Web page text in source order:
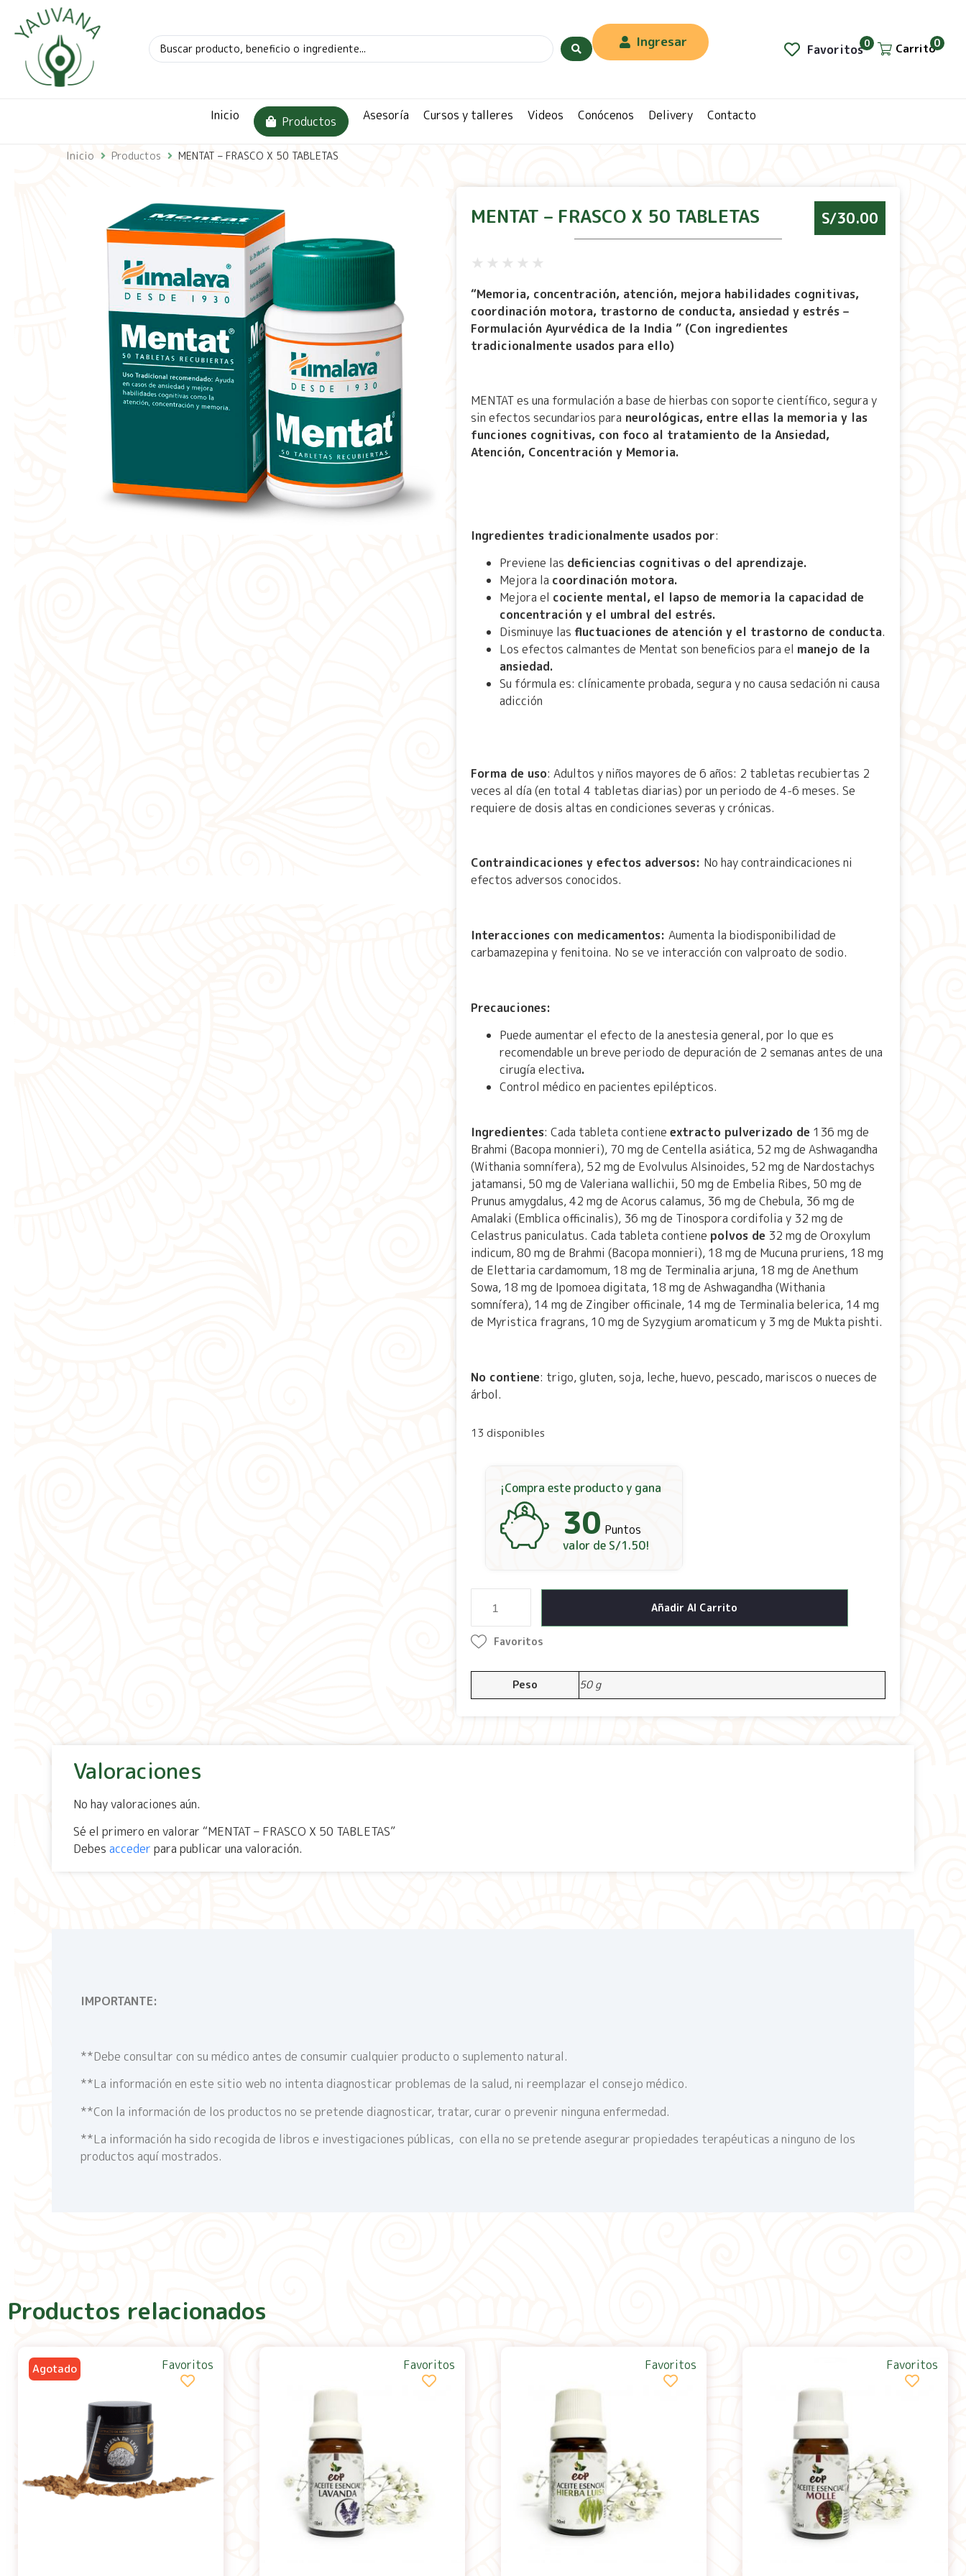
Ingresar Favoritos0 Carrito0
Inicio Productos Asesoría Cursos y talleres Videos Conócenos Delivery Contacto
Inicio Productos MENTAT – FRASCO X 50 TABLETAS
MENTAT – FRASCO X 50 TABLETAS S/30.00
★ ★ ★ ★ ★
“Memoria, concentración, atención, mejora habilidades cognitivas,
coordinación motora, trastorno de conducta, ansiedad y estrés –
Formulación Ayurvédica de la India ” (Con ingredientes
tradicionalmente usados para ello)
MENTAT es una formulación a base de hierbas con soporte científico, segura y
sin efectos secundarios para neurológicas, entre ellas la memoria y las
funciones cognitivas, con foco al tratamiento de la Ansiedad,
Atención, Concentración y Memoria.
Ingredientes tradicionalmente usados por:
Previene las deficiencias cognitivas o del aprendizaje.
Mejora la coordinación motora.
Mejora el cociente mental, el lapso de memoria la capacidad de
concentración y el umbral del estrés.
Disminuye las fluctuaciones de atención y el trastorno de conducta.
Los efectos calmantes de Mentat son beneficios para el manejo de la
ansiedad.
Su fórmula es: clínicamente probada, segura y no causa sedación ni causa
adicción
Forma de uso: Adultos y niños mayores de 6 años: 2 tabletas recubiertas 2
veces al día (en total 4 tabletas diarias) por un periodo de 4-6 meses. Se
requiere de dosis altas en condiciones severas y crónicas.
Contraindicaciones y efectos adversos: No hay contraindicaciones ni
efectos adversos conocidos.
Interacciones con medicamentos: Aumenta la biodisponibilidad de
carbamazepina y fenitoina. No se ve interacción con valproato de sodio.
Precauciones:
Puede aumentar el efecto de la anestesia general, por lo que es
recomendable un breve periodo de depuración de 2 semanas antes de una
cirugía electiva.
Control médico en pacientes epilépticos.
Ingredientes: Cada tableta contiene extracto pulverizado de136 mg de
Brahmi (Bacopa monnieri), 70 mg de Centella asiática, 52 mg de Ashwagandha
(Withania somnífera), 52 mg de Evolvulus Alsinoides, 52 mg de Nardostachys
jatamansi, 50 mg de Valeriana wallichii, 50 mg de Embelia Ribes, 50 mg de
Prunus amygdalus, 42 mg de Acorus calamus, 36 mg de Chebula, 36 mg de
Amalaki (Emblica officinalis), 36 mg de Tinospora cordifolia y 32 mg de
Celastrus paniculatus. Cada tableta contiene polvos de32 mg de Oroxylum
indicum, 80 mg de Brahmi (Bacopa monnieri), 18 mg de Mucuna pruriens, 18 mg
de Elettaria cardamomum, 18 mg de Terminalia arjuna, 18 mg de Anethum
Sowa, 18 mg de Ipomoea digitata, 18 mg de Ashwagandha (Withania
somnífera), 14 mg de Zingiber officinale, 14 mg de Terminalia belerica, 14 mg
de Myristica fragrans, 10 mg de Syzygium aromaticum y 3 mg de Mukta pishti.
No contiene: trigo, gluten, soja, leche, huevo, pescado, mariscos o nueces de
árbol.
13 disponibles
¡Compra este producto y gana
30 Puntos
valor de S/1.50!
Añadir Al Carrito
Favoritos
Peso 50 g
Valoraciones
No hay valoraciones aún.
Sé el primero en valorar “MENTAT – FRASCO X 50 TABLETAS”
Debes acceder para publicar una valoración.
IMPORTANTE:
**Debe consultar con su médico antes de consumir cualquier producto o suplemento natural.
**La información en este sitio web no intenta diagnosticar problemas de la salud, ni reemplazar el consejo médico.
**Con la información de los productos no se pretende diagnosticar, tratar, curar o prevenir ninguna enfermedad.
**La información ha sido recogida de libros e investigaciones públicas, con ella no se pretende asegurar propiedades terapéuticas a ninguno de los
productos aquí mostrados.
Productos relacionados
Favoritos Favoritos Favoritos Favoritos